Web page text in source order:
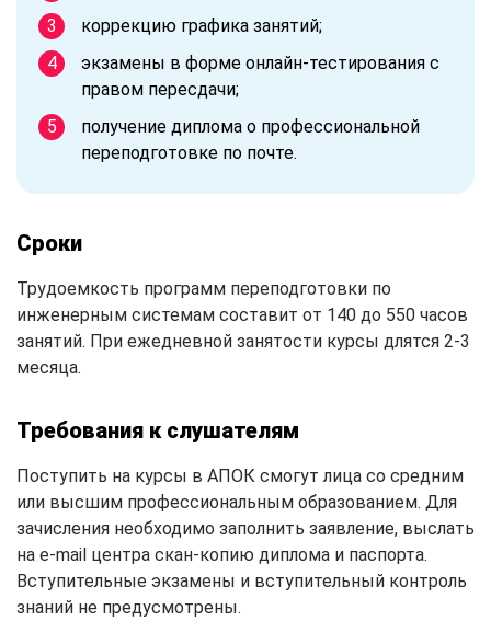
коррекцию графика занятий;
экзамены в форме онлайн-тестирования с
правом пересдачи;
получение диплома о профессиональной
переподготовке по почте.
Сроки
Трудоемкость программ переподготовки по
инженерным системам составит от 140 до 550 часов
занятий. При ежедневной занятости курсы длятся 2-3
месяца.
Требования к слушателям
Поступить на курсы в АПОК смогут лица со средним
или высшим профессиональным образованием. Для
зачисления необходимо заполнить заявление, выслать
на e-mail центра скан-копию диплома и паспорта.
Вступительные экзамены и вступительный контроль
знаний не предусмотрены.